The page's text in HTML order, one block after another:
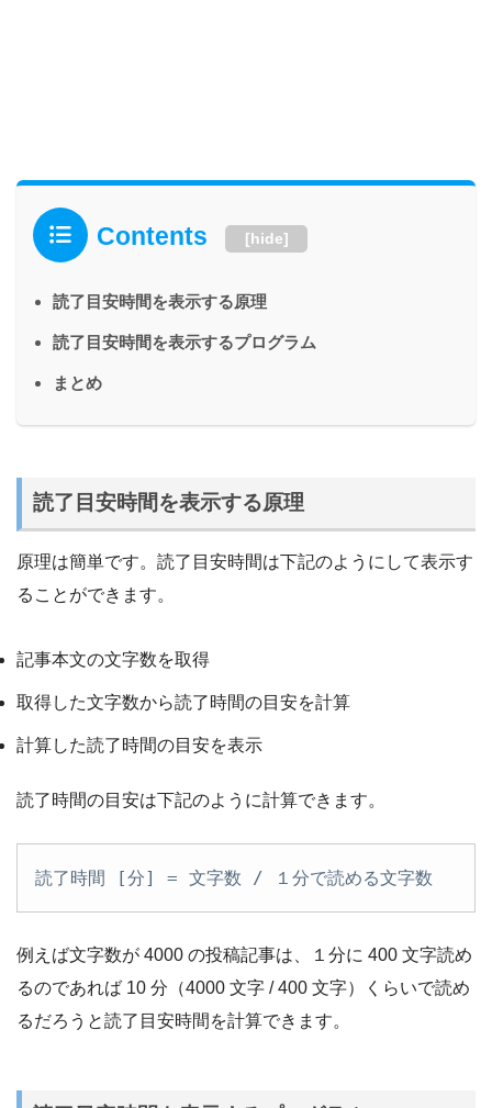
Contents [hide]
読了目安時間を表示する原理
読了目安時間を表示するプログラム
まとめ
読了目安時間を表示する原理
原理は簡単です。読了目安時間は下記のようにして表示す
ることができます。
記事本文の文字数を取得
取得した文字数から読了時間の目安を計算
計算した読了時間の目安を表示
読了時間の目安は下記のように計算できます。
読了時間 [分] = 文字数 / １分で読める文字数
例えば文字数が 4000 の投稿記事は、１分に 400 文字読め
るのであれば 10 分（4000 文字 / 400 文字）くらいで読め
るだろうと読了目安時間を計算できます。